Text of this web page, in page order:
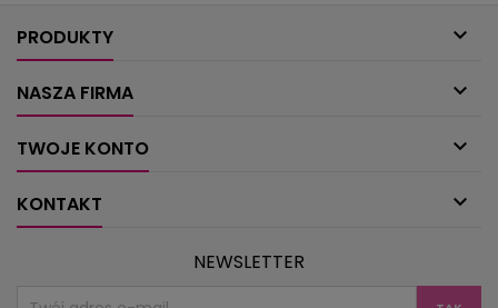
PRODUKTY 
NASZA FIRMA 
TWOJE KONTO 
KONTAKT 
NEWSLETTER